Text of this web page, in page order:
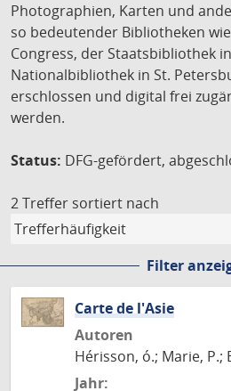
Photographien, Karten und
so bedeutender Bibliotheken
Congress, der Staatsbibliothek
Nationalbibliothek in St.
erschlossen und digital frei
werden.
Status: DFG-gefördert,
2 Treffer sortiert nach
Filter
Carte de l'Asie
Autoren
Hérisson, ó.; Marie, P.;
Jahr: